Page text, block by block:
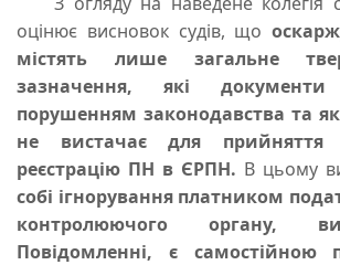
оцінює висновок судів, що
містять лише загальне
зазначення, які
порушенням законодавства та
не вистачає для прийняття
реєстрацію ПН в ЄРПН. В цьому
собі ігнорування платником
контролюючого органу,
Повідомленні, є самостійною